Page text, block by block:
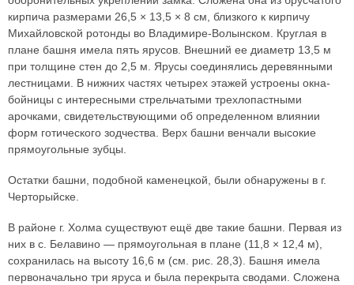
кирпича размерами 26,5 × 13,5 × 8 см, близкого к кирпичу
Михайловской ротонды во Владимире-Волынском. Круглая в
плане башня имела пять ярусов. Внешний ее диаметр 13,5 м
при толщине стен до 2,5 м. Ярусы соединялись деревянными
лестницами. В нижних частях четырех этажей устроены окна-
бойницы с интересными стрельчатыми трехлопастными
арочками, свидетельствующими об определенном влиянии
форм готического зодчества. Верх башни венчали высокие
прямоугольные зубцы.
Остатки башни, подобной каменецкой, были обнаружены в г.
Черторыйске.
В районе г. Холма существуют ещё две такие башни. Первая из
них в с. Белавино — прямоугольная в плане (11,8 × 12,4 м),
сохранилась на высоту 16,6 м (см. рис. 28,3). Башня имела
первоначально три яруса и была перекрыта сводами. Сложена